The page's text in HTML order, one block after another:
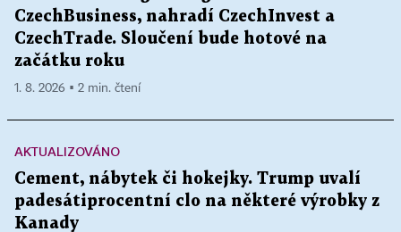
CzechBusiness, nahradí CzechInvest a
CzechTrade. Sloučení bude hotové na
začátku roku
1. 8. 2026 ▪ 2 min. čtení
AKTUALIZOVÁNO
Cement, nábytek či hokejky. Trump uvalí
padesátiprocentní clo na některé výrobky z
Kanady